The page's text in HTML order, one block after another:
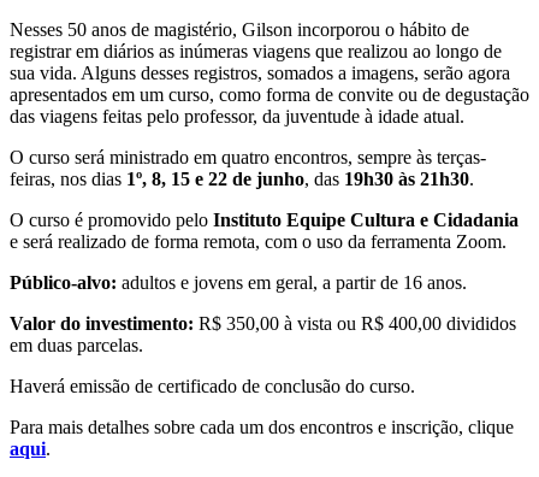
Nesses 50 anos de magistério, Gilson incorporou o hábito de
registrar em diários as inúmeras viagens que realizou ao longo de
sua vida. Alguns desses registros, somados a imagens, serão agora
apresentados em um curso, como forma de convite ou de degustação
das viagens feitas pelo professor, da juventude à idade atual.
O curso será ministrado em quatro encontros, sempre às terças-
feiras, nos dias 1º, 8, 15 e 22 de junho, das 19h30 às 21h30.
O curso é promovido pelo Instituto Equipe Cultura e Cidadania
e será realizado de forma remota, com o uso da ferramenta Zoom.
Público-alvo: adultos e jovens em geral, a partir de 16 anos.
Valor do investimento: R$ 350,00 à vista ou R$ 400,00 divididos
em duas parcelas.
Haverá emissão de certificado de conclusão do curso.
Para mais detalhes sobre cada um dos encontros e inscrição, clique
aqui.